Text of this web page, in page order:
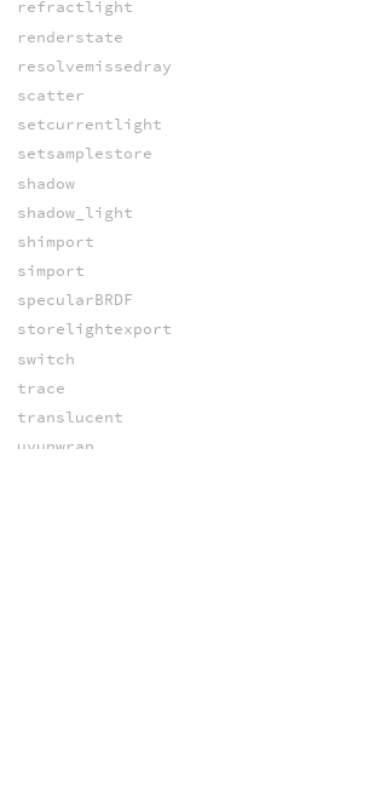
refractlight
renderstate
resolvemissedray
scatter
setcurrentlight
setsamplestore
shadow
shadow_light
shimport
simport
specularBRDF
storelightexport
switch
trace
translucent
uvunwrap